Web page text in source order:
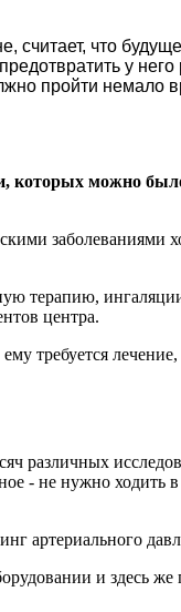
считает, что
у
пройти немало
которых можно
заболеваниями
терапию, ингаляции
центра.
требуется
различных
- не нужно ходить
артериального
и здесь же